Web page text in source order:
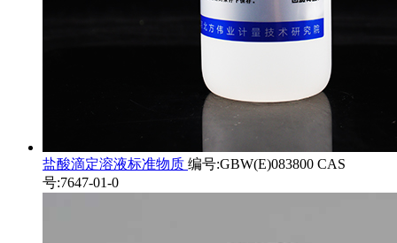
盐酸滴定溶液标准物质 编号:GBW(E)083800 CAS
号:7647-01-0